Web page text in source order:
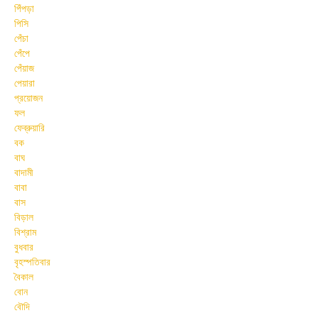
পিঁপড়া
পিসি
পেঁচা
পেঁপে
পেঁয়াজ
পেয়ারা
প্রয়োজন
ফল
ফেব্রুয়ারি
বক
বাঘ
বাদামী
বাবা
বাস
বিড়াল
বিশ্রাম
বুধবার
বৃহস্পতিবার
বৈকাল
বোন
বৌদি